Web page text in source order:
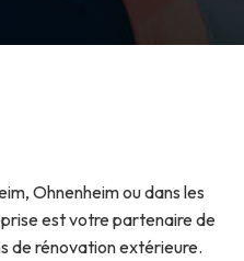
Ohnenheim ou dans les
est votre partenaire de
de rénovation extérieure.